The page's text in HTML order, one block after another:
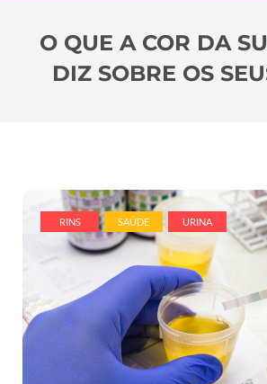
O QUE A COR DA
DIZ SOBRE OS
RINS SAÚDE URINA